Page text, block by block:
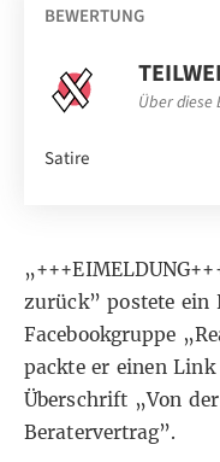
BEWERTUNG
Über diese
Satire
zurück” postete ein
Facebookgruppe
packte er einenLink
Überschrift „Von
Beratervertrag”.